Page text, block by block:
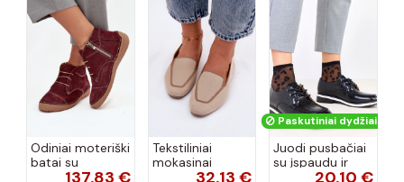
Odiniai moteriški
batai su
siūlėmis, pilies
137,83 €
Tekstiliniai
mokasinai
smėlio spalvos
32,13 €
Paskutiniai dydžiai!
Juodi pusbačiai
su įspaudu ir
kvadratiniu20,10 €